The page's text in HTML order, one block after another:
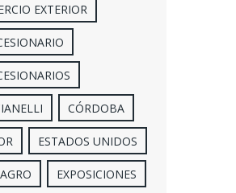
EXTERIOR
CÓRDOBA
ESTADOS UNIDOS
EXPOSICIONES